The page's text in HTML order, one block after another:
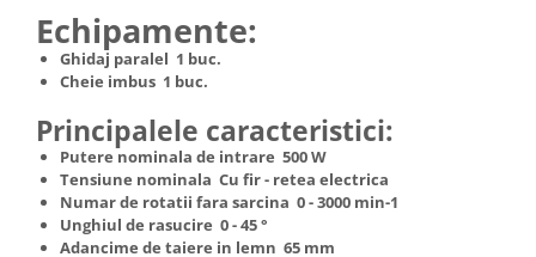
Truse de lipit PPR
Ventuze cu brate pentru transport
Vibratoare beton
Masini de spalat rufe cu uscator
Uscatoare de rufe
Masini de facut paine
Pachete electrocasnice
incorporabile
Seturi oale
SANDWICH MAKER
Echipamente:
Ghidaj paralel 1 buc.
Cheie imbus 1 buc.
Principalele caracteristici:
Putere nominala de intrare 500 W
Tensiune nominala Cu fir - retea electrica
Numar de rotatii fara sarcina 0 - 3000 min-1
Unghiul de rasucire 0 - 45 °
Adancime de taiere in lemn 65 mm